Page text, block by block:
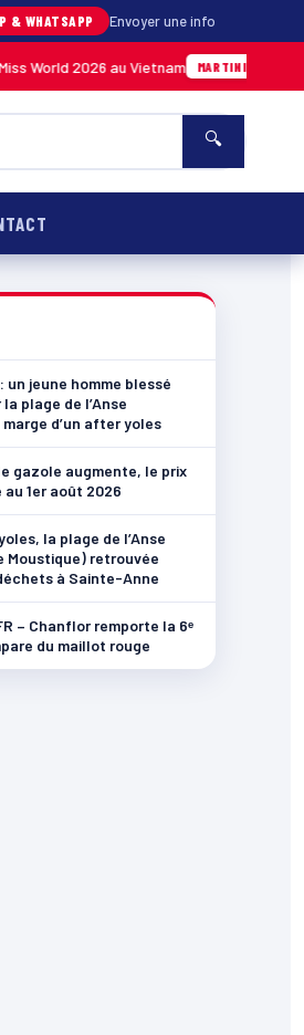
& WHATSAPP Envoyer une info
au Vietnam MARTINIQUE 05/08 · 14h14
🔍
un jeune homme blessé
plage de l’Anse
d’un after yoles
gazole augmente, le prix
au 1er août 2026
la plage de l’Anse
Moustique) retrouvée
à Sainte-Anne
– Chanflor remporte la 6ᵉ
du maillot rouge